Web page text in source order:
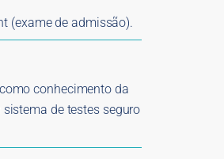
(exame de admissão).
conhecimento da
de testes seguro